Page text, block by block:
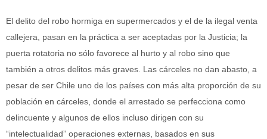
El delito del robo hormiga en supermercados y el de la ilegal venta
callejera, pasan en la práctica a ser aceptadas por la Justicia; la
puerta rotatoria no sólo favorece al hurto y al robo sino que
también a otros delitos más graves. Las cárceles no dan abasto, a
pesar de ser Chile uno de los países con más alta proporción de su
población en cárceles, donde el arrestado se perfecciona como
delincuente y algunos de ellos incluso dirigen con su
“intelectualidad” operaciones externas, basados en sus